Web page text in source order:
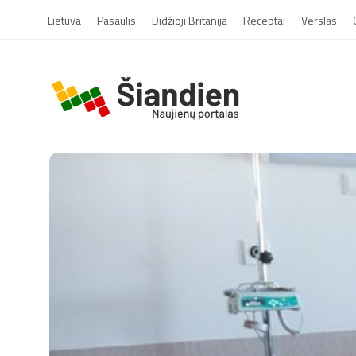
Lietuva Pasaulis Didžioji Britanija Receptai Verslas
S
a